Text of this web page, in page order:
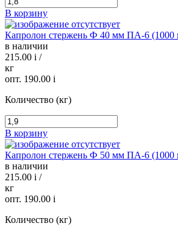
В корзину
Капролон стержень Ф 40 мм ПА-6 (1000
в наличии
215.00 i /
кг
опт. 190.00 i
Количество (кг)
В корзину
Капролон стержень Ф 50 мм ПА-6 (1000
в наличии
215.00 i /
кг
опт. 190.00 i
Количество (кг)